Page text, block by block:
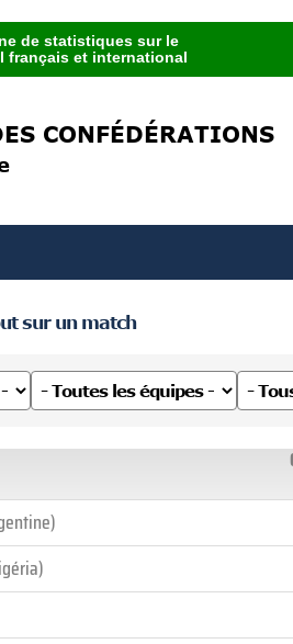
et international
de statistiques sur le
français et international
CONFÉDÉRATIONS
sur un match